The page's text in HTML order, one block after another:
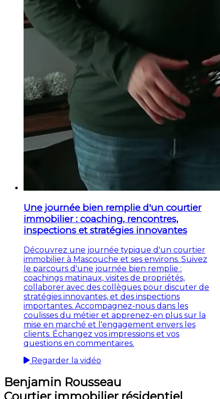
Une journée bien remplie d'un courtier
immobilier : coaching, rencontres,
inspections et stratégies innovantes
Découvrez une journée typique d'un courtier
immobilier à Mascouche et ses environs. Suivez
le parcours d'une journée bien remplie :
coachings matinaux, visites de propriétés,
collaborer avec des collègues pour discuter de
stratégies innovantes, et des inspections
importantes. Accompagnez-nous dans les
coulisses du métier et apprenez-en plus sur la
mise en marché et l'engagement envers les
clients. Échangez vos impressions et vos
questions en commentaires.
Regarder la vidéo
Benjamin Rousseau